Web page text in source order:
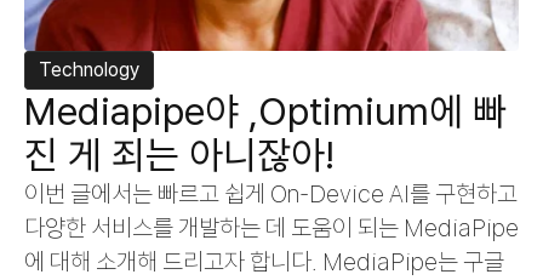
Technology
Mediapipe야 ,Optimium에 빠
진 게 죄는 아니잖아!
이번 글에서는 빠르고 쉽게 On-Device AI를 구현하고
다양한 서비스를 개발하는 데 도움이 되는 MediaPipe
에 대해 소개해 드리고자 합니다. MediaPipe는 구글